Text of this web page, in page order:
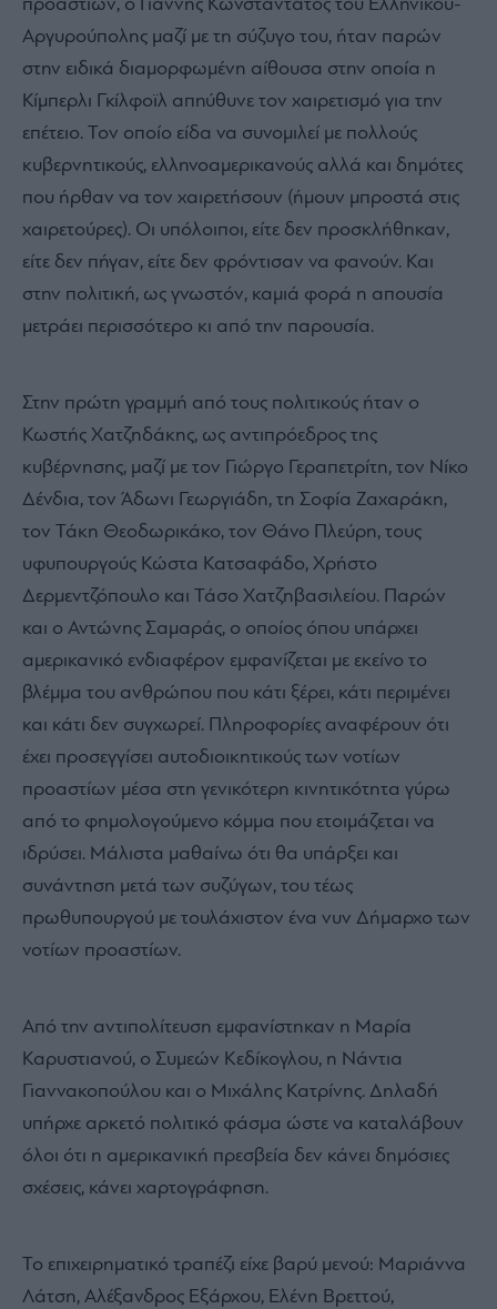
προαστίων, ο Γιάννης Κωνσταντάτος του Ελληνικού-
Αργυρούπολης μαζί με τη σύζυγο του, ήταν παρών
στην ειδικά διαμορφωμένη αίθουσα στην οποία η
Κίμπερλι Γκίλφοϊλ απηύθυνε τον χαιρετισμό για την
επέτειο. Τον οποίο είδα να συνομιλεί με πολλούς
κυβερνητικούς, ελληνοαμερικανούς αλλά και δημότες
που ήρθαν να τον χαιρετήσουν (ήμουν μπροστά στις
χαιρετούρες). Οι υπόλοιποι, είτε δεν προσκλήθηκαν,
είτε δεν πήγαν, είτε δεν φρόντισαν να φανούν. Και
στην πολιτική, ως γνωστόν, καμιά φορά η απουσία
μετράει περισσότερο κι από την παρουσία.
Στην πρώτη γραμμή από τους πολιτικούς ήταν ο
Κωστής Χατζηδάκης, ως αντιπρόεδρος της
κυβέρνησης, μαζί με τον Γιώργο Γεραπετρίτη, τον Νίκο
Δένδια, τον Άδωνι Γεωργιάδη, τη Σοφία Ζαχαράκη,
τον Τάκη Θεοδωρικάκο, τον Θάνο Πλεύρη, τους
υφυπουργούς Κώστα Κατσαφάδο, Χρήστο
Δερμεντζόπουλο και Τάσο Χατζηβασιλείου. Παρών
και ο Αντώνης Σαμαράς, ο οποίος όπου υπάρχει
αμερικανικό ενδιαφέρον εμφανίζεται με εκείνο το
βλέμμα του ανθρώπου που κάτι ξέρει, κάτι περιμένει
και κάτι δεν συγχωρεί. Πληροφορίες αναφέρουν ότι
έχει προσεγγίσει αυτοδιοικητικούς των νοτίων
προαστίων μέσα στη γενικότερη κινητικότητα γύρω
από το φημολογούμενο κόμμα που ετοιμάζεται να
ιδρύσει. Μάλιστα μαθαίνω ότι θα υπάρξει και
συνάντηση μετά των συζύγων, του τέως
πρωθυπουργού με τουλάχιστον ένα νυν Δήμαρχο των
νοτίων προαστίων.
Από την αντιπολίτευση εμφανίστηκαν η Μαρία
Καρυστιανού, ο Συμεών Κεδίκογλου, η Νάντια
Γιαννακοπούλου και ο Μιχάλης Κατρίνης. Δηλαδή
υπήρχε αρκετό πολιτικό φάσμα ώστε να καταλάβουν
όλοι ότι η αμερικανική πρεσβεία δεν κάνει δημόσιες
σχέσεις, κάνει χαρτογράφηση.
Το επιχειρηματικό τραπέζι είχε βαρύ μενού: Μαριάννα
Λάτση, Αλέξανδρος Εξάρχου, Ελένη Βρεττού,